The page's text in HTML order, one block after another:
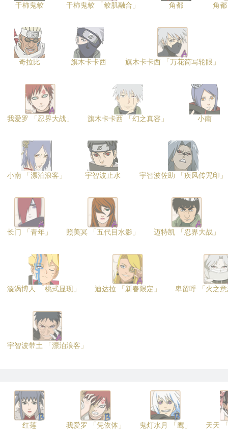
干柿鬼鲛 干柿鬼鲛 「鲛肌融合」 角都 角
奇拉比 旗木卡卡西 旗木卡卡西 「万花筒写轮眼」
我爱罗 「忍界大战」 旗木卡卡西 「幻之真容」 小南
小南 「漂泊浪客」 宇智波止水 宇智波佐助 「疾风传咒印」
长门 「青年」 照美冥 「五代目水影」 迈特凯 「忍界大战」
漩涡博人 「桃式显现」 迪达拉 「新春限定」 卑留呼 「火之
宇智波带土 「漂泊浪客」
红莲 我爱罗 「凭依体」 鬼灯水月 「鹰」 天天